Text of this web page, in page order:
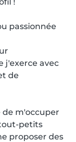
passionnée
j'exerce avec
de
de m'occuper
petits
proposer des